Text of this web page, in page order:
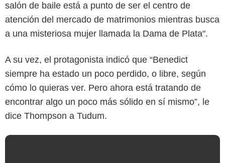
salón de baile está a punto de ser el centro de
atención del mercado de matrimonios mientras busca
a una misteriosa mujer llamada la Dama de Plata".
A su vez, el protagonista indicó que “Benedict
siempre ha estado un poco perdido, o libre, según
cómo lo quieras ver. Pero ahora está tratando de
encontrar algo un poco más sólido en sí mismo”, le
dice Thompson a Tudum.
Netflix